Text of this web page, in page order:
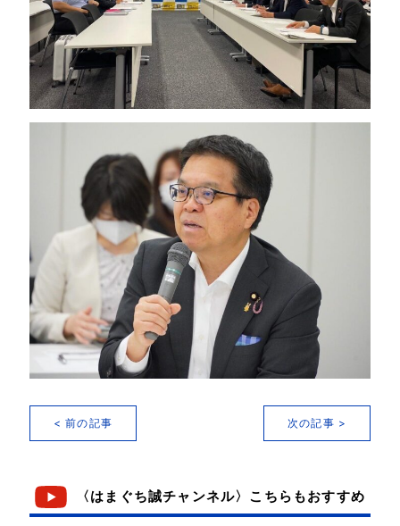
< 前の記事 次の記事 >
〈はまぐち誠チャンネル〉こちらもおすすめ